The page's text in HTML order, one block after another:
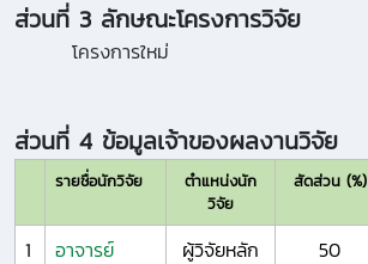
ส่วนที่ 3 ลักษณะโครงการวิจัย
โครงการใหม่
ส่วนที่ 4 ข้อมูลเจ้าของผลงานวิจัย
รายชื่อนักวิจัย
ตำแหน่งนัก
วิจัย
สัดส่วน (%)
1
อาจารย์
ผู้วิจัยหลัก 50